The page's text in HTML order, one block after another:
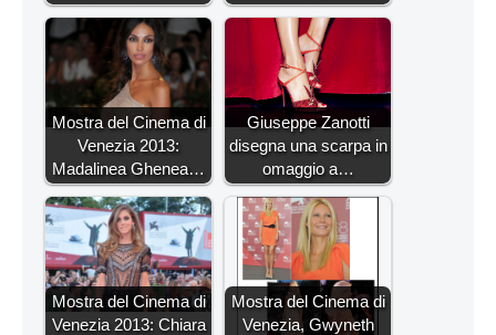
Mostra del Cinema di
Venezia 2013:
Madalinea Ghenea…
Giuseppe Zanotti
disegna una scarpa in
omaggio a…
Mostra del Cinema di
Venezia 2013: Chiara
Mostra del Cinema di
Venezia, Gwyneth